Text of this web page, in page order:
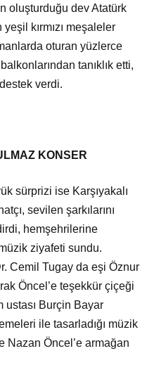
oluşturduğu dev Atatürk
kırmızı meşaleler
oturan yüzlerce
tanıklık etti,
verdi.
KONSER
sürprizi ise Karşıyakalı
sevilen şarkılarını
hemşehrilerine
ziyafeti sundu.
Cemil Tugay da eşi Öznur
Öncel’e teşekkür çiçeği
ustası Burçin Bayar
ile tasarladığı müzik
Nazan Öncel’e armağan